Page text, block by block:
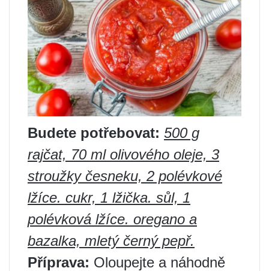
Budete potřebovat: 500 g
rajčat, 70 ml olivového oleje, 3
stroužky česneku, 2 polévkové
lžíce. cukr, 1 lžička. sůl, 1
polévková lžíce. oregano a
bazalka, mletý černý pepř.
Příprava: Oloupejte a náhodně